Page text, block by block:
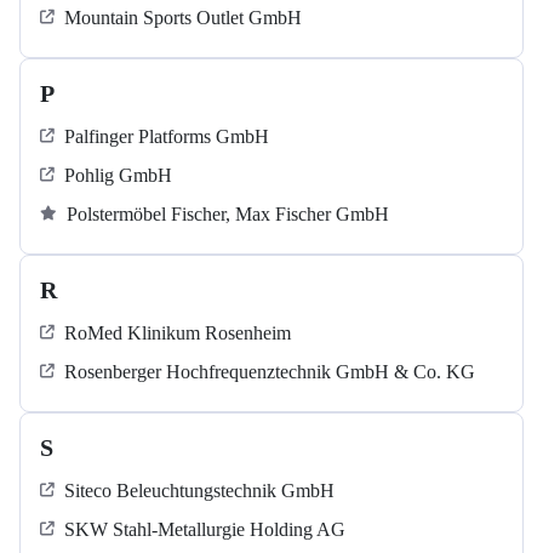
Mountain Sports Outlet GmbH
P
Palfinger Platforms GmbH
Pohlig GmbH
Polstermöbel Fischer, Max Fischer GmbH
R
RoMed Klinikum Rosenheim
Rosenberger Hochfrequenztechnik GmbH & Co. KG
S
Siteco Beleuchtungstechnik GmbH
SKW Stahl-Metallurgie Holding AG